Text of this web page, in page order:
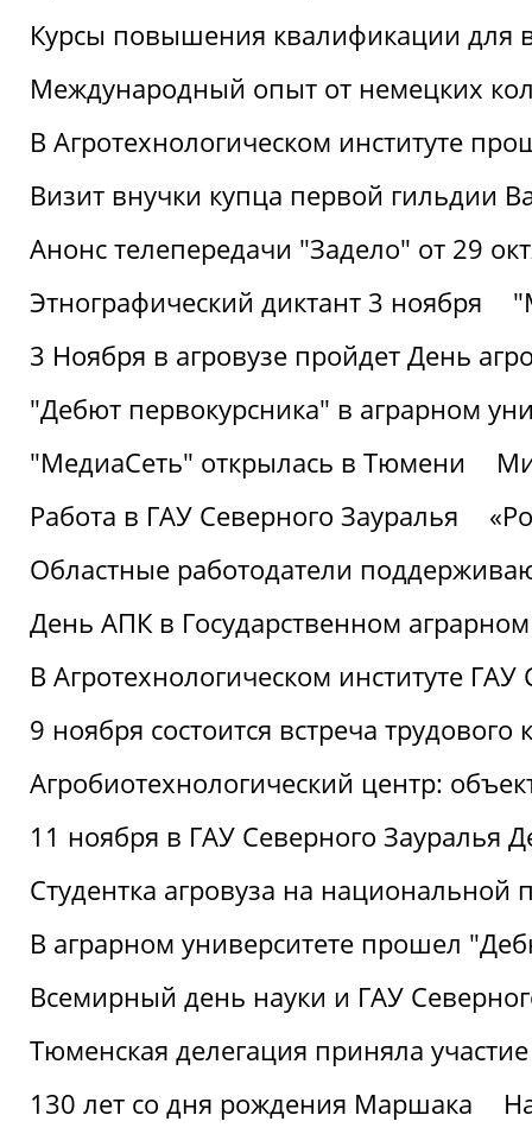
Курсы повышения квалификации для
Международный опыт от немецких
В Агротехнологическом институте
Визит внучки купца первой гильдии
Анонс телепередачи "Задело" от 29
Этнографический диктант 3 ноября
3 Ноября в агровузе пройдет День
"Дебют первокурсника" в аграрном
"МедиаСеть" открылась в Тюмени
Работа в ГАУ Северного Зауралья
Областные работодатели
День АПК в Государственном
В Агротехнологическом институте
9 ноября состоится встреча трудового
Агробиотехнологический центр:
11 ноября в ГАУ Северного Зауралья
Студентка агровуза на национальной
В аграрном университете прошел
Всемирный день науки и ГАУ
Тюменская делегация приняла
130 лет со дня рождения Маршака